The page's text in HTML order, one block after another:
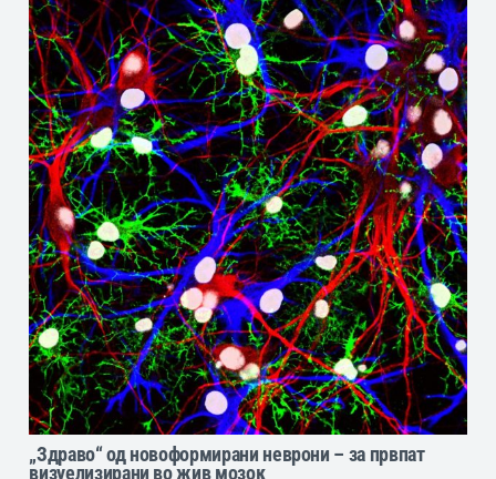
„Здраво“ од новоформирани неврони – за првпат
визуелизирани во жив мозок